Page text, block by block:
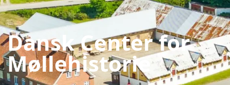
Dansk Center for
Møllehistorie